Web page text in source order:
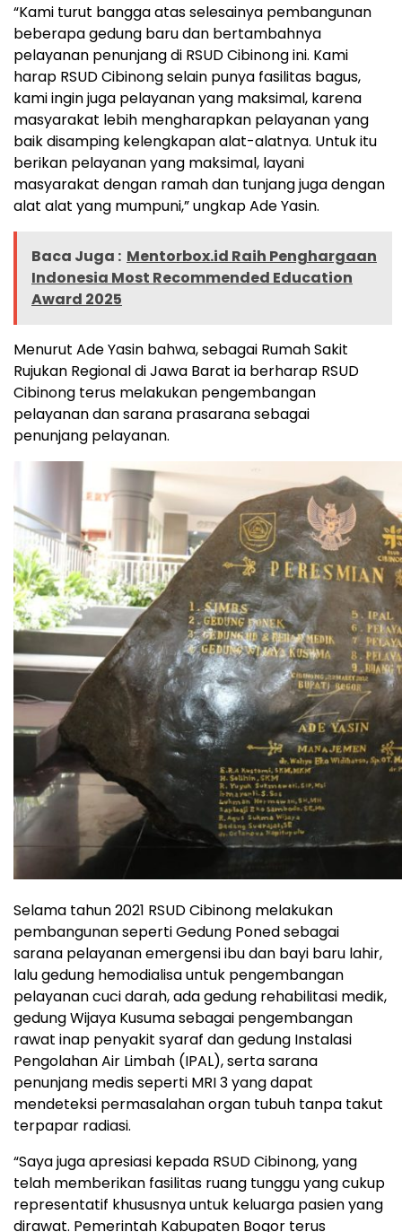
“Kami turut bangga atas selesainya pembangunan
beberapa gedung baru dan bertambahnya
pelayanan penunjang di RSUD Cibinong ini. Kami
harap RSUD Cibinong selain punya fasilitas bagus,
kami ingin juga pelayanan yang maksimal, karena
masyarakat lebih mengharapkan pelayanan yang
baik disamping kelengkapan alat-alatnya. Untuk itu
berikan pelayanan yang maksimal, layani
masyarakat dengan ramah dan tunjang juga dengan
alat alat yang mumpuni,” ungkap Ade Yasin.
Baca Juga : Mentorbox.id Raih Penghargaan
Indonesia Most Recommended Education
Award 2025
Menurut Ade Yasin bahwa, sebagai Rumah Sakit
Rujukan Regional di Jawa Barat ia berharap RSUD
Cibinong terus melakukan pengembangan
pelayanan dan sarana prasarana sebagai
penunjang pelayanan.
Selama tahun 2021 RSUD Cibinong melakukan
pembangunan seperti Gedung Poned sebagai
sarana pelayanan emergensi ibu dan bayi baru lahir,
lalu gedung hemodialisa untuk pengembangan
pelayanan cuci darah, ada gedung rehabilitasi medik,
gedung Wijaya Kusuma sebagai pengembangan
rawat inap penyakit syaraf dan gedung Instalasi
Pengolahan Air Limbah (IPAL), serta sarana
penunjang medis seperti MRI 3 yang dapat
mendeteksi permasalahan organ tubuh tanpa takut
terpapar radiasi.
“Saya juga apresiasi kepada RSUD Cibinong, yang
telah memberikan fasilitas ruang tunggu yang cukup
representatif khususnya untuk keluarga pasien yang
dirawat. Pemerintah Kabupaten Bogor terus